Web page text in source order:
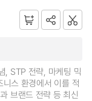
, STP 전략, 마케팅 믹
스 환경에서 이를 적
브랜드 전략 등 최신